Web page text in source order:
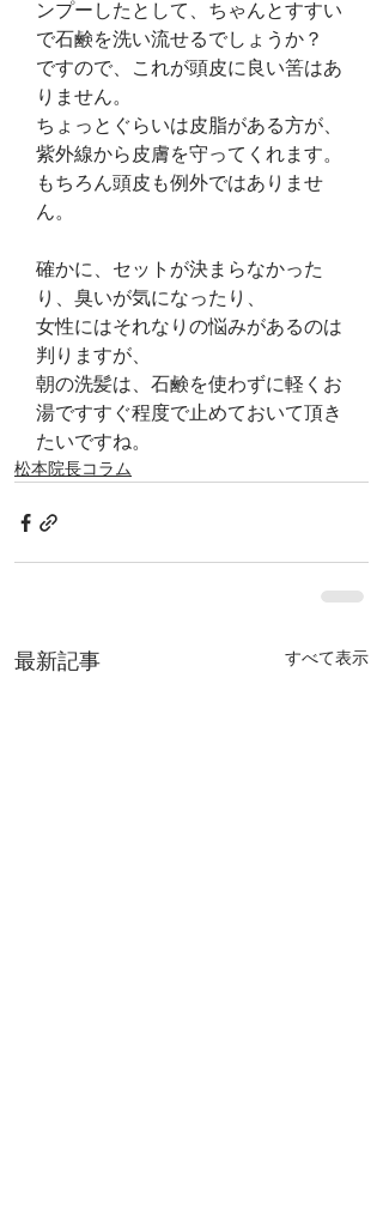
ンプーしたとして、ちゃんとすすい
で石鹸を洗い流せるでしょうか？
ですので、これが頭皮に良い筈はあ
りません。
ちょっとぐらいは皮脂がある方が、
紫外線から皮膚を守ってくれます。
もちろん頭皮も例外ではありませ
ん。
確かに、セットが決まらなかった
り、臭いが気になったり、
女性にはそれなりの悩みがあるのは
判りますが、
朝の洗髪は、石鹸を使わずに軽くお
湯ですすぐ程度で止めておいて頂き
たいですね。
松本院長コラム
最新記事 すべて表示